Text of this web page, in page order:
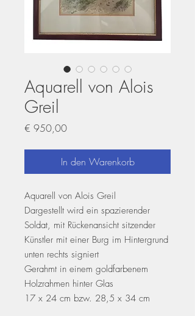
Aquarell von Alois
Greil
€ 950,00Preis
In den Warenkorb
Aquarell von Alois Greil
Dargestellt wird ein spazierender
Soldat, mit Rückenansicht sitzender
Künstler mit einer Burg im Hintergrund
unten rechts signiert
Gerahmt in einem goldfarbenem
Holzrahmen hinter Glas
17 x 24 cm bzw. 28,5 x 34 cm